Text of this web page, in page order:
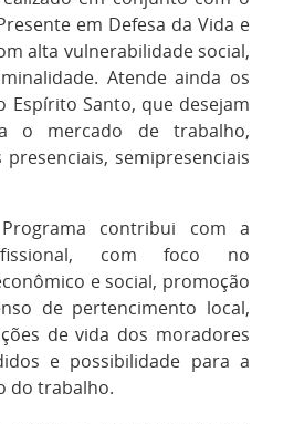
em Defesa da Vida e
alta vulnerabilidade social,
Atende ainda os
Espírito Santo, que desejam
o mercado de trabalho,
semipresenciais
contribui com a
com foco no
e social, promoção
de pertencimento local,
de vida dos moradores
e possibilidade para a
do trabalho.